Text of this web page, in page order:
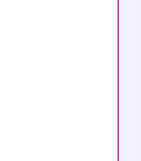
帰りはなしでしょう、、...